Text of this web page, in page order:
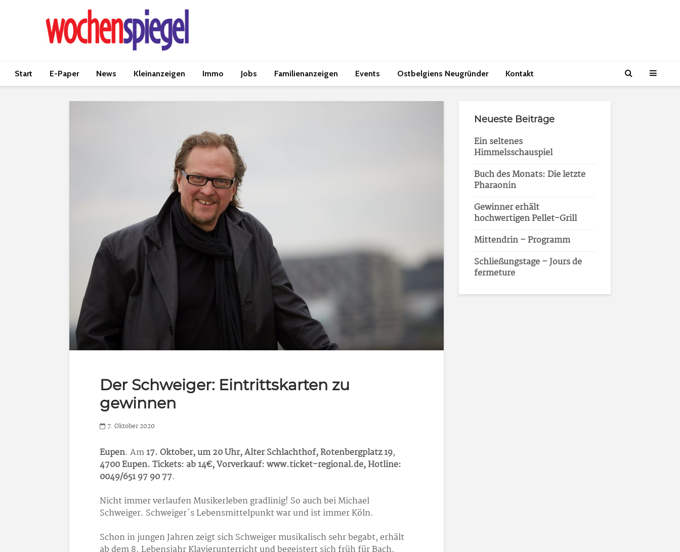
Start E-Paper News Kleinanzeigen Immo Jobs Familienanzeigen Events Ostbelgiens Neugründer Kontakt
Der Schweiger: Eintrittskarten zu
gewinnen
7. Oktober 2020
Eupen. Am17. Oktober, um 20 Uhr, Alter Schlachthof, Rotenbergplatz 19,
4700 Eupen. Tickets: ab 14€, Vorverkauf:www.ticket-regional.de, Hotline:
0049/651 97 90 77.
Nicht immer verlaufen Musikerleben gradlinig! So auch bei Michael
Schweiger. Schweiger´s Lebensmittelpunkt war und ist immer Köln.
Schon in jungen Jahren zeigt sich Schweiger musikalisch sehr begabt, erhält
Neueste Beiträge
Ein seltenes
Himmelsschauspiel
Buch des Monats: Die letzte
Pharaonin
Gewinner erhält
hochwertigen Pellet-Grill
Mittendrin – Programm
Schließungstage – Jours de
fermeture